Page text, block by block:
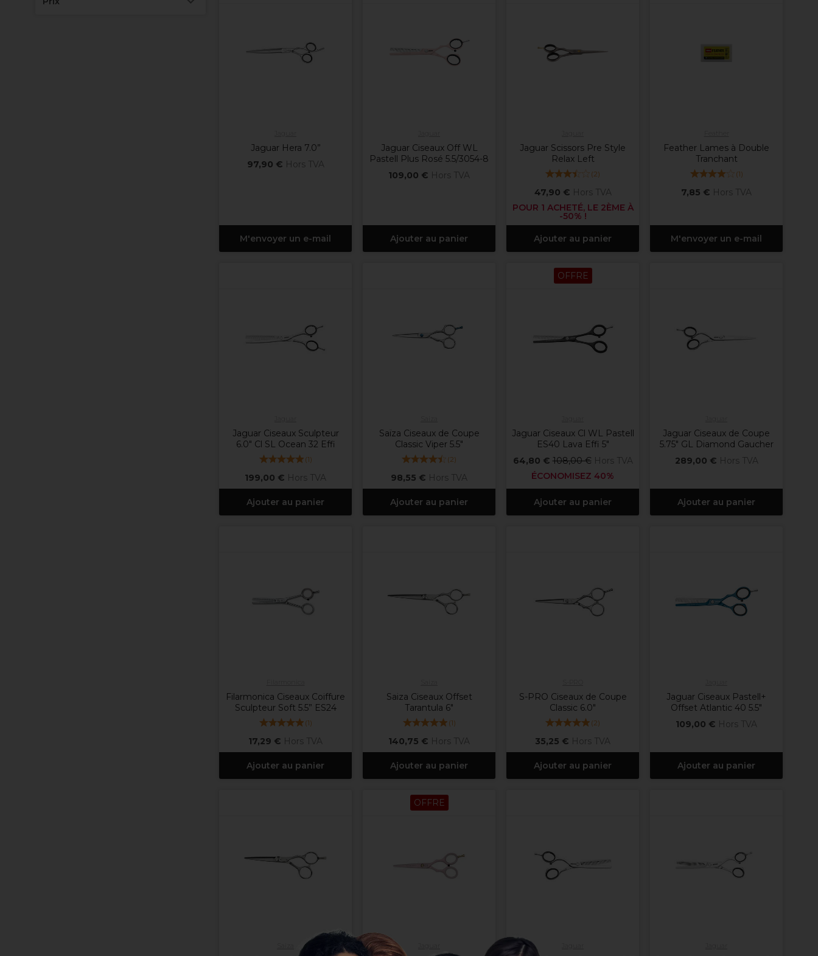
Jaguar Hera 7.0”
97,90 € Hors TVA
M'envoyer un e-mail
Jaguar Ciseaux Off WL
Pastell Plus Rosé 5.5/3054-8
109,00 € Hors TVA
Ajouter au panier
Jaguar Scissors Pre Style
Relax Left
(2)
47,90 € Hors TVA
POUR 1 ACHETÉ, LE 2ÈME À
-50% !
Ajouter au panier
Feather Lames à Double
Tranchant
(1)
7,85 € Hors TVA
M'envoyer un e-mail
Jaguar Ciseaux Sculpteur
6.0" Cl SL Ocean 32 Effi
(1)
199,00 € Hors TVA
Ajouter au panier
Saïza Ciseaux de Coupe
Classic Viper 5.5"
(2)
98,55 € Hors TVA
Ajouter au panier
OFFRE
Jaguar Ciseaux Cl WL Pastell
ES40 Lava Effi 5"
64,80 € 108,00 € Hors TVA
ÉCONOMISEZ 40%
Ajouter au panier
Jaguar Ciseaux de Coupe
5.75" GL Diamond Gaucher
289,00 € Hors TVA
Ajouter au panier
Filarmonica Ciseaux Coiffure
Sculpteur Soft 5.5” ES24
(1)
17,29 € Hors TVA
Ajouter au panier
Saiza Ciseaux Offset
Tarantula 6"
(1)
140,75 € Hors TVA
Ajouter au panier
S-PRO Ciseaux de Coupe
Classic 6.0"
(2)
35,25 € Hors TVA
Ajouter au panier
Jaguar Ciseaux Pastell+
Offset Atlantic 40 5.5"
109,00 € Hors TVA
Ajouter au panier
OFFRE